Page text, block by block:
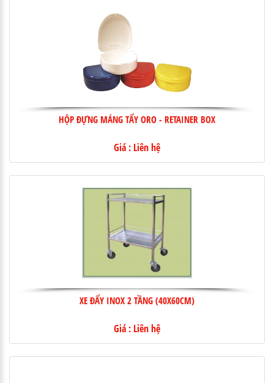
HỘP ĐỰNG MÁNG TẨY ORO - RETAINER BOX
Giá : Liên hệ
XE ĐẨY INOX 2 TẦNG (40X60CM)
Giá : Liên hệ